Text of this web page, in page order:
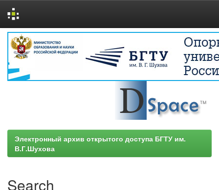
Skip
navigation
Электронный архив открытого доступа БГТУ им.
В.Г.Шухова
Search